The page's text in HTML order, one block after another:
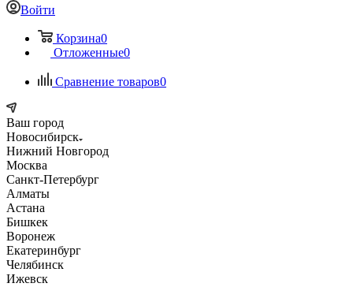
Войти
Корзина0
Отложенные0
Сравнение товаров0
Ваш город
Новосибирск
Нижний Новгород
Москва
Санкт-Петербург
Алматы
Астана
Бишкек
Воронеж
Екатеринбург
Челябинск
Ижевск